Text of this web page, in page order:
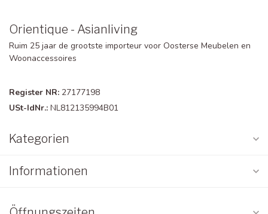
Orientique - Asianliving
Ruim 25 jaar de grootste importeur voor Oosterse Meubelen en
Woonaccessoires
Register NR: 27177198
USt-IdNr.: NL812135994B01
Kategorien
Informationen